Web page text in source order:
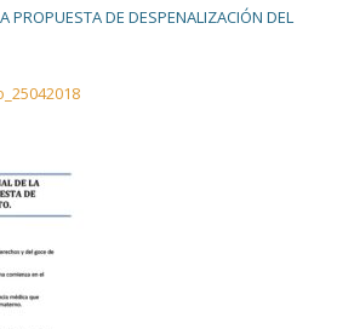
PROPUESTA DE DESPENALIZACIÓN DEL